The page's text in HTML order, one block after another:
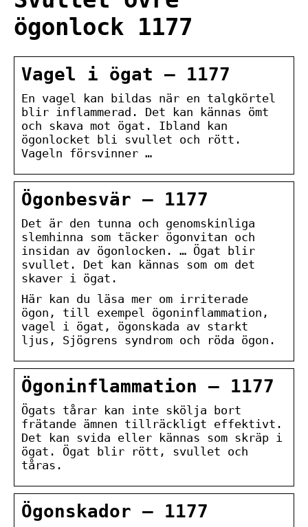
ögonlock 1177
Vagel i ögat – 1177
En vagel kan bildas när en talgkörtel
blir inflammerad. Det kan kännas ömt
och skava mot ögat. Ibland kan
ögonlocket bli svullet och rött.
Vageln försvinner …
Ögonbesvär – 1177
Det är den tunna och genomskinliga
slemhinna som täcker ögonvitan och
insidan av ögonlocken. … Ögat blir
svullet. Det kan kännas som om det
skaver i ögat.
Här kan du läsa mer om irriterade
ögon, till exempel ögoninflammation,
vagel i ögat, ögonskada av starkt
ljus, Sjögrens syndrom och röda ögon.
Ögoninflammation – 1177
Ögats tårar kan inte skölja bort
frätande ämnen tillräckligt effektivt.
Det kan svida eller kännas som skräp i
ögat. Ögat blir rött, svullet och
tåras.
Ögonskador – 1177